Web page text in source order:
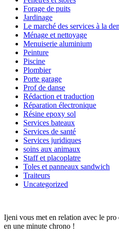
Forage de puits
Jardinage
Le marché des services à la
Ménage et nettoyage
Menuiserie aluminium
Peinture
Piscine
Plombier
Porte garage
Prof de danse
Rédaction et traduction
Réparation électronique
Résine epoxy sol
Services bateaux
Services de santé
Services juridiques
soins aux animaux
Staff et placoplatre
Toles et panneaux sandwich
Traiteurs
Uncategorized
Ijeni vous met en relation avec le pro
en une minute chrono !